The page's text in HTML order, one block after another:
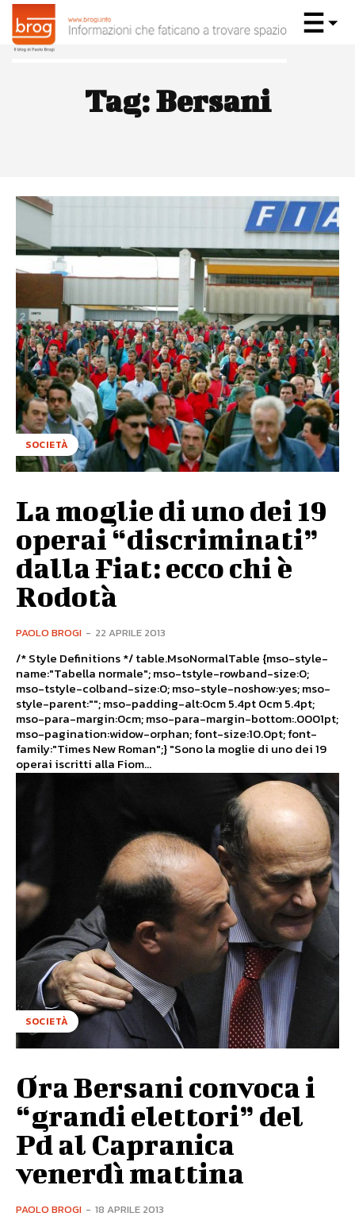
Tag:Bersani
SOCIETÀ
La moglie di uno dei 19
operai “discriminati”
dalla Fiat: ecco chi è
Rodotà
PAOLO BROGI - 22 APRILE 2013
/* Style Definitions */ table.MsoNormalTable {mso-style-
name:"Tabella normale"; mso-tstyle-rowband-size:0;
mso-tstyle-colband-size:0; mso-style-noshow:yes; mso-
style-parent:""; mso-padding-alt:0cm 5.4pt 0cm 5.4pt;
mso-para-margin:0cm; mso-para-margin-bottom:.0001pt;
mso-pagination:widow-orphan; font-size:10.0pt; font-
family:"Times New Roman";} "Sono la moglie di uno dei 19
operai iscritti alla Fiom...
SOCIETÀ
Ora Bersani convoca i
“grandi elettori” del
Pd al Capranica
venerdì mattina
PAOLO BROGI - 18 APRILE 2013